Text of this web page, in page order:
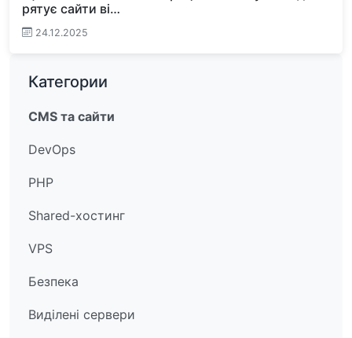
рятує сайти ві…
24.12.2025
Категории
CMS та сайти
DevOps
PHP
Shared-хостинг
VPS
Безпека
Виділені сервери